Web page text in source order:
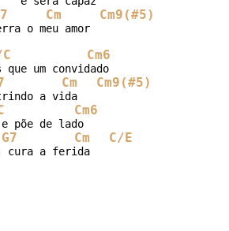
Cm Cm9(#5)
o meu amor
Cm6
que um convidado
Cm Cm9(#5)
Se põe a mesa nutrindo a vida
Cm6
põe de lado
G7 Cm C/E
cura a ferida